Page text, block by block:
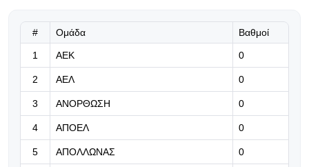
Παίδων κόντρα στην Ουκρανία
Διάρρηξη και κλοπή στο σπίτι της
Μαρίας Μάρκου (pic)
Ο Μαλντίνι αποκάλυψε πόσο κοντά
έφτασε ο Γκουαρδιόλα στην Εθνική
# Ομάδα Βαθμοί
1 ΑΕΚ 0
2 ΑΕΛ 0
3 ΑΝΟΡΘΩΣΗ 0
4 ΑΠΟΕΛ 0
5 ΑΠΟΛΛΩΝΑΣ 0